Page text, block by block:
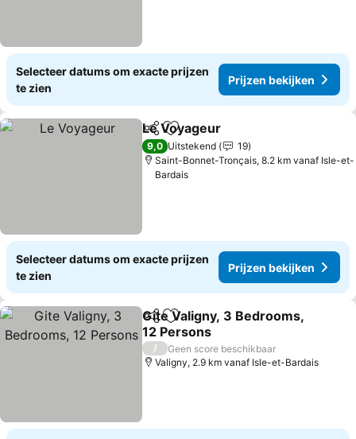
Selecteer datums om exacte prijzen
te zien
Prijzen bekijken
DelenToevoegen aan favorieten
Le Voyageur
9,0 Uitstekend
19
Saint-Bonnet-Tronçais, 8.2 km vanaf Isle-et-
Bardais
Selecteer datums om exacte prijzen
te zien
Prijzen bekijken
DelenToevoegen aan favorieten
Gite Valigny, 3 Bedrooms,
12 Persons
Prijzen bekijken
/
Geen score beschikbaar
Valigny, 2.9 km vanaf Isle-et-Bardais